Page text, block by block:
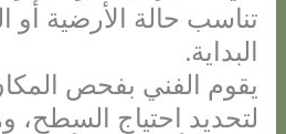
تناسب حالة الأرضية أو
البداية.
يقوم الفني بفحص
لتحديد احتياج السطح،